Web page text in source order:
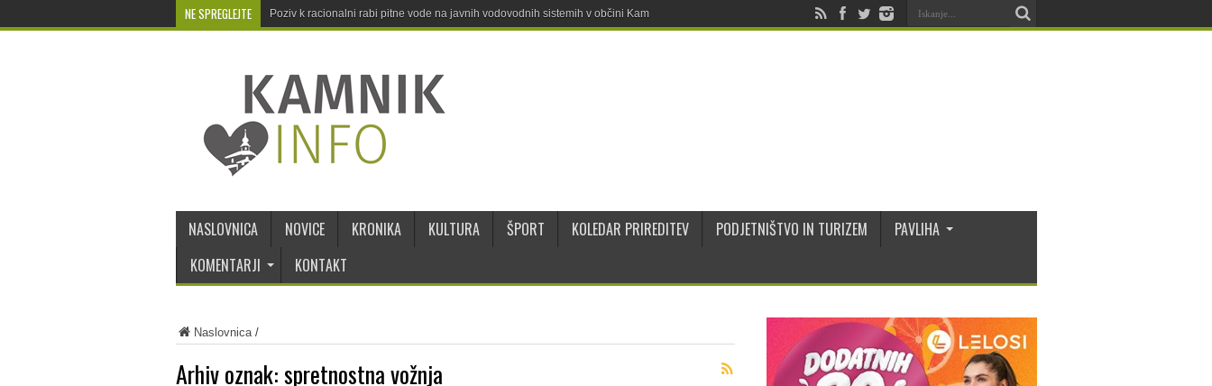
NE SPREGLEJTE Poziv k racionalni rabi pitne vode na javnih vodovodnih sistemih v občini Kamnik
NASLOVNICA NOVICE KRONIKA KULTURA ŠPORT KOLEDAR PRIREDITEV PODJETNIŠTVO IN TURIZEM
PAVLIHA
KOMENTARJI
KONTAKT
Naslovnica/
Arhiv oznak:spretnostna vožnja